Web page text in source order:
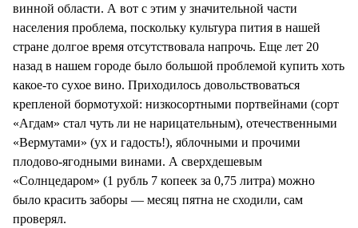
винной области. А вот с этим у значительной части
населения проблема, поскольку культура пития в нашей
стране долгое время отсутствовала напрочь. Еще лет 20
назад в нашем городе было большой проблемой купить хоть
какое-то сухое вино. Приходилось довольствоваться
крепленой бормотухой: низкосортными портвейнами (сорт
«Агдам» стал чуть ли не нарицательным), отечественными
«Вермутами» (ух и гадость!), яблочными и прочими
плодово-ягодными винами. А сверхдешевым
«Солнцедаром» (1 рубль 7 копеек за 0,75 литра) можно
было красить заборы — месяц пятна не сходили, сам
проверял.